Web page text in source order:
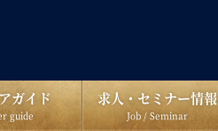
ガイド
guide
求人・セミナー情報
Job / Seminar